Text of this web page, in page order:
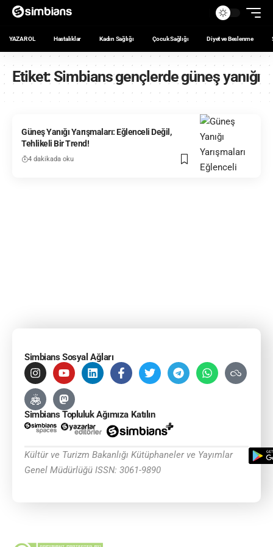
YAZAR OL Hastalıklar Kadın Sağlığı Çocuk Sağlığı Diyet ve Beslenme
Etiket: Simbians gençlerde güneş yanığı
Güneş Yanığı Yarışmaları: Eğlenceli Değil,
Tehlikeli Bir Trend!
4 dakikada oku
Simbians Sosyal Ağları
Simbians Topluluk Ağımıza Katılın
Kültür ve Turizm Bakanlığı Kütüphaneler ve Yayımlar
Genel Müdürlüğü ISSN: 3061-9890